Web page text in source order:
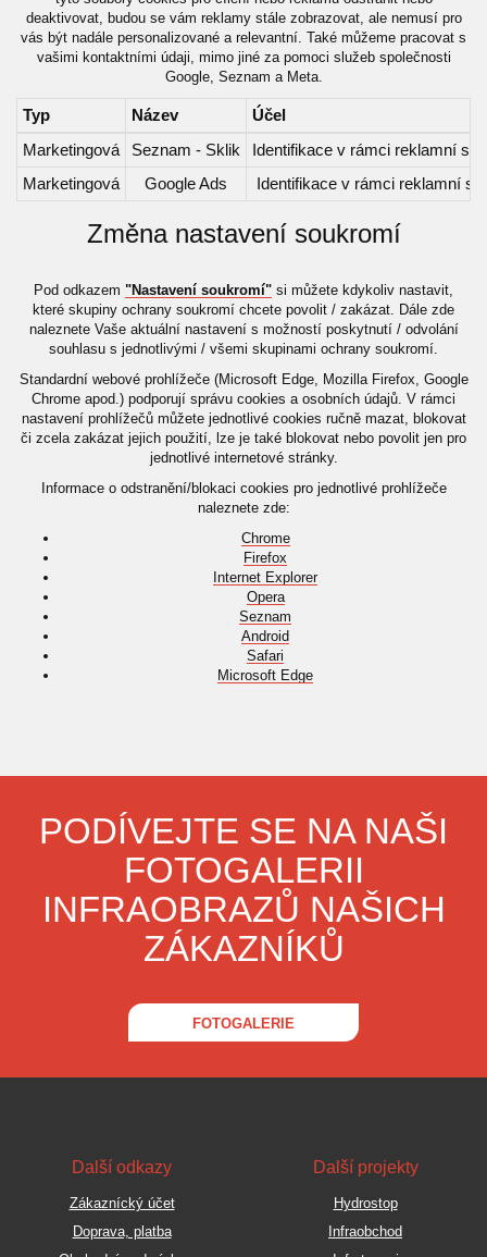
deaktivovat, budou se vám reklamy stále zobrazovat, ale nemusí pro
vás být nadále personalizované a relevantní. Také můžeme pracovat s
vašimi kontaktními údaji, mimo jiné za pomoci služeb společnosti
Google, Seznam a Meta.
Typ Název
Účel
Marketingová
Seznam - Sklik
Identifikace v rámci reklamní
Marketingová
Google Ads Identifikace v rámci reklamní
Změna nastavení soukromí
Pod odkazem "Nastavení soukromí" si můžete kdykoliv nastavit,
které skupiny ochrany soukromí chcete povolit / zakázat. Dále zde
naleznete Vaše aktuální nastavení s možností poskytnutí / odvolání
souhlasu s jednotlivými / všemi skupinami ochrany soukromí.
Standardní webové prohlížeče (Microsoft Edge, Mozilla Firefox, Google
Chrome apod.) podporují správu cookies a osobních údajů. V rámci
nastavení prohlížečů můžete jednotlivé cookies ručně mazat, blokovat
či zcela zakázat jejich použití, lze je také blokovat nebo povolit jen pro
jednotlivé internetové stránky.
Informace o odstranění/blokaci cookies pro jednotlivé prohlížeče
naleznete zde:
Chrome
Firefox
Internet Explorer
Opera
Seznam
Android
Safari
Microsoft Edge
PODÍVEJTE SE NA NAŠI
FOTOGALERII
INFRAOBRAZŮ NAŠICH
ZÁKAZNÍKŮ
FOTOGALERIE
Další odkazy
Zákaznícký účet
Doprava, platba
Další projekty
Hydrostop
Infraobchod